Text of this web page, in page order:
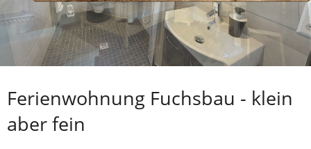
Ferienwohnung Fuchsbau - klein
aber fein